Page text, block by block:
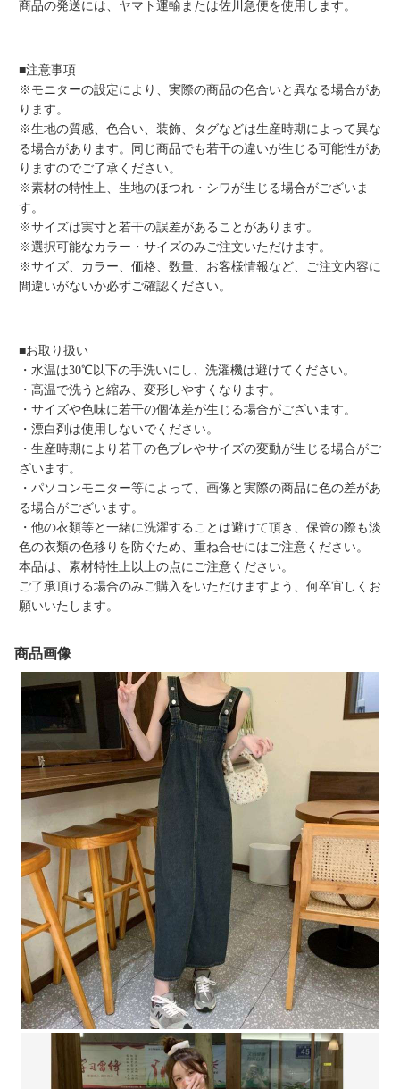
商品の発送には、ヤマト運輸または佐川急便を使用します。
■注意事項
※モニターの設定により、実際の商品の色合いと異なる場合があ
ります。
※生地の質感、色合い、装飾、タグなどは生産時期によって異な
る場合があります。同じ商品でも若干の違いが生じる可能性があ
りますのでご了承ください。
※素材の特性上、生地のほつれ・シワが生じる場合がございま
す。
※サイズは実寸と若干の誤差があることがあります。
※選択可能なカラー・サイズのみご注文いただけます。
※サイズ、カラー、価格、数量、お客様情報など、ご注文内容に
間違いがないか必ずご確認ください。
■お取り扱い
・水温は30℃以下の手洗いにし、洗濯機は避けてください。
・高温で洗うと縮み、変形しやすくなります。
・サイズや色味に若干の個体差が生じる場合がございます。
・漂白剤は使用しないでください。
・生産時期により若干の色ブレやサイズの変動が生じる場合がご
ざいます。
・パソコンモニター等によって、画像と実際の商品に色の差があ
る場合がございます。
・他の衣類等と一緒に洗濯することは避けて頂き、保管の際も淡
色の衣類の色移りを防ぐため、重ね合せにはご注意ください。
本品は、素材特性上以上の点にご注意ください。
ご了承頂ける場合のみご購入をいただけますよう、何卒宜しくお
願いいたします。
商品画像